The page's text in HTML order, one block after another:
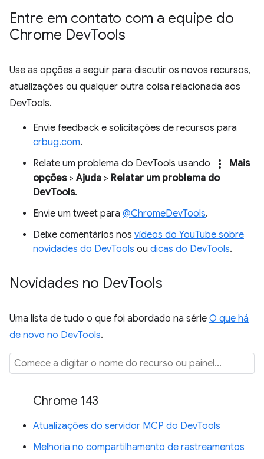
Entre em contato com a equipe do
Chrome DevTools
Use as opções a seguir para discutir os novos recursos,
atualizações ou qualquer outra coisa relacionada aos
DevTools.
Envie feedback e solicitações de recursos para
crbug.com.
Relate um problema do DevTools usando
more_vert
Mais
opções>Ajuda > Relatar um problema do
DevTools.
Envie um tweet para @ChromeDevTools.
Deixe comentários nos vídeos do YouTube sobre
novidades do DevTools ou dicas do DevTools.
Novidades no DevTools
Uma lista de tudo o que foi abordado na série O que há
de novo no DevTools.
Chrome 143
Atualizações do servidor MCP do DevTools
Melhoria no compartilhamento de rastreamentos